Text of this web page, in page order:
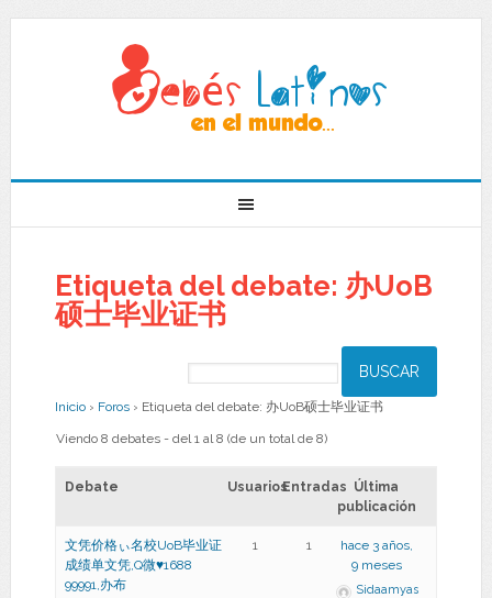
Etiqueta del debate: 办UoB
硕士毕业证书
Inicio › Foros › Etiqueta del debate: 办UoB硕士毕业证书
Viendo 8 debates - del 1 al 8 (de un total de 8)
Debate UsuariosEntradas Última
publicación
文凭价格ぃ名校UoB毕业证
成绩单文凭,Q微♥1688
99991,办布
1 1
hace 3 años,
9 meses
Sidaamyas